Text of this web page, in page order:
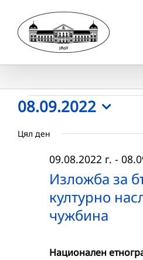
content
Събития
for
08.09.2022
08.09.2022
date.
Цял ден
Изложба за
културно
чужбина
09.08.2022 г. -
Национален